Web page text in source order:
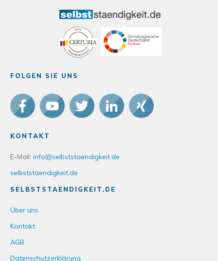
FOLGEN SIE UNS
KONTAKT
E-Mail: info@selbststaendigkeit.de
selbststaendigkeit.de
SELBSTSTAENDIGKEIT.DE
Über uns
Kontakt
AGB
Datenschutzerklärung